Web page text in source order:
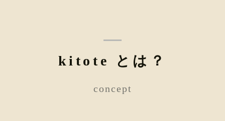
kitote とは？
concept